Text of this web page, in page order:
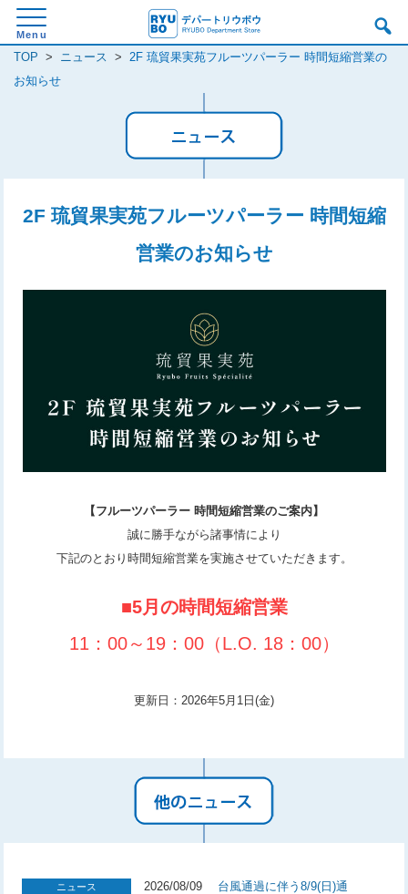
TOP > ニュース > 2F 琉貿果実苑フルーツパーラー 時間短縮営業の
お知らせ
2F 琉貿果実苑フルーツパーラー 時間短縮
営業のお知らせ
【フルーツパーラー 時間短縮営業のご案内】
誠に勝⼿ながら諸事情により
下記のとおり時間短縮営業を実施させていただきます。
■5月の時間短縮営業
11：00～19：00（L.O. 18：00）
更新日：2026年5月1日(金)
ニュース 2026/08/09
台風通過に伴う8/9(日)通